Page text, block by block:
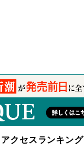
アクセスランキング